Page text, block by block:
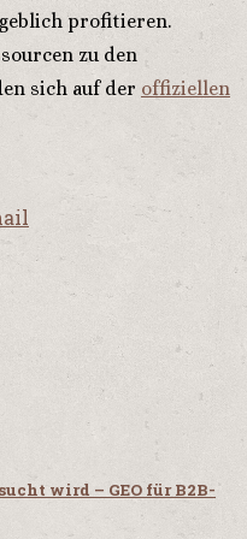
profitieren.
zu den
sich auf der offiziellen
wird – GEO für B2B-